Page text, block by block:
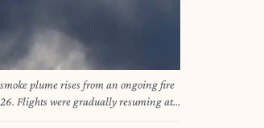
plume rises from an ongoing fire
Flights were gradually resuming at
international flights, the airport